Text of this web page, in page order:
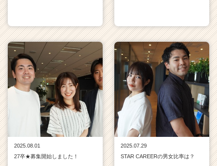
2025.08.01
27卒★募集開始しました！
2025.07.29
STAR CAREERの男女比率は？